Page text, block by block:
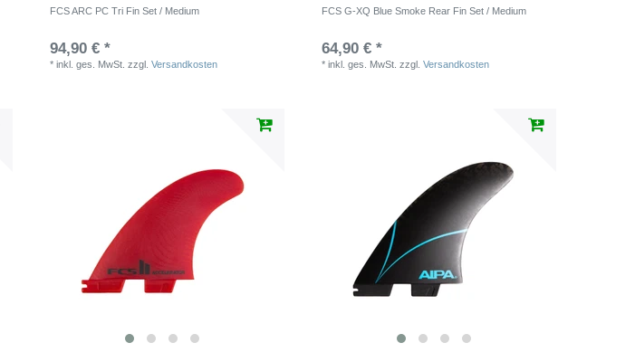
FCS ARC PC Tri Fin Set / Medium
94,90 € *
*inkl. ges. MwSt. zzgl.Versandkosten
FCS G-XQ Blue Smoke Rear Fin Set / Medium
64,90 € *
*inkl. ges. MwSt. zzgl.Versandkosten